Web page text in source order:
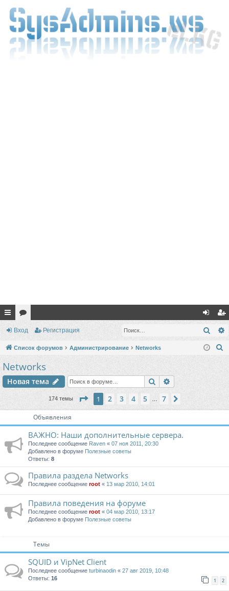
с
ы
и
ор хо
д
ег
ис
Вход Регистрация
Список форумов Администрирование Networks
Networks
Новая тема Поиск
174 темы Страница из 7
1 2 3 4 5 7
Объявления
ВАЖНО: Наши дополнительные сервера.
Последнее сообщение Raven « 07 ноя 2011, 20:30
Добавлено в форуме Полезные советы
Ответы: 8
Правила раздела Networks
Последнее сообщение root « 13 мар 2010, 14:01
Правила поведения на форуме
Последнее сообщение root « 04 мар 2010, 13:17
Добавлено в форуме Полезные советы
Темы
SQUID и VipNet Client
Последнее сообщение turbinaodin « 27 авг 2019, 10:48
Ответы: 16 1 2